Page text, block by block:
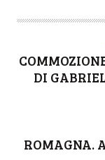
T
R
DI
ROMAGNA.